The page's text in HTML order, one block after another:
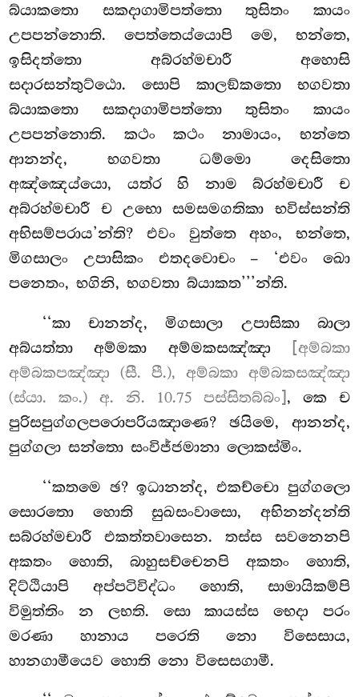
බ්යාකතො සකදාගාමිපත්තො තුසිතං කායං
උපපන්නොති. පෙත්තෙය්යොපි මෙ, භන්තෙ,
ඉසිදත්තො අබ්රහ්මචාරී අහොසි
සදාරසන්තුට්ඨො. සොපි කාලඞ්කතො භගවතා
බ්යාකතො සකදාගාමිපත්තොතුසිතං කායං
උපපන්නොති. කථං කථං නාමායං, භන්තෙ
ආනන්ද, භගවතා ධම්මො දෙසිතො
අඤ්ඤෙය්යො, යත්ර හි නාම බ්රහ්මචාරී ච
අබ්රහ්මචාරී ච උභො සමසමගතිකා භවිස්සන්ති
අභිසම්පරාය’න්ති? එවං වුත්තෙ අහං, භන්තෙ,
මිගසාලං උපාසිකං එතදවොචං – ‘එවං ඛො
පනෙතං, භගිනි, භගවතා බ්යාකත’’’න්ති.
‘‘කා චානන්ද, මිගසාලා උපාසිකා බාලා
අබ්යත්තා අම්මකා අම්මකසඤ්ඤා
[අම්බකා
අම්බකපඤ්ඤා (සී. පී.), අම්බකා අම්බකසඤ්ඤා
(ස්යා. කං.) අ. නි. 10.75 පස්සිතබ්බං] , කෙ ච
පුරිසපුග්ගලපරොපරියඤාණෙ? ඡයිමෙ, ආනන්ද,
පුග්ගලා සන්තො සංවිජ්ජමානා ලොකස්මිං.
‘‘කතමෙ ඡ? ඉධානන්ද, එකච්චො පුග්ගලො
සොරතො හොති සුඛසංවාසො, අභිනන්දන්ති
සබ්රහ්මචාරී එකත්තවාසෙන. තස්ස සවනෙනපි
අකතං හොති, බාහුසච්චෙනපි අකතං හොති,
දිට්ඨියාපි අප්පටිවිද්ධං හොති, සාමායිකම්පි
විමුත්තිං න ලභති. සො කායස්ස භෙදා පරං
මරණා හානාය පරෙති නො විසෙසාය,
හානගාමීයෙව හොති නො විසෙසගාමී.